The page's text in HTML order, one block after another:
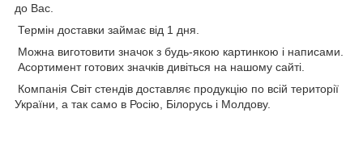
до Вас.
Термін доставки займає від 1 дня.
Можна виготовити значок з будь-якою картинкою і написами.
Асортимент готових значків дивіться на нашому сайті.
Компанія Світ стендів доставляє продукцію по всій території
України, а так само в Росію, Білорусь і Молдову.